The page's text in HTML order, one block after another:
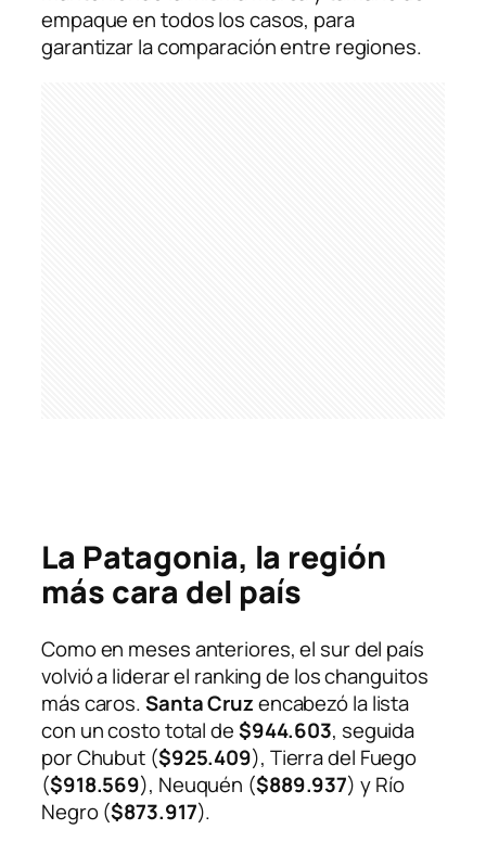
empaque en todos los casos, para
garantizar la comparación entre regiones.
La Patagonia, la región
más cara del país
Como en meses anteriores, el sur del país
volvió a liderar el ranking de los changuitos
más caros.Santa Cruzencabezó la lista
con un costo total de$944.603, seguida
por Chubut ($925.409), Tierra del Fuego
($918.569), Neuquén ($889.937) y Río
Negro ($873.917).